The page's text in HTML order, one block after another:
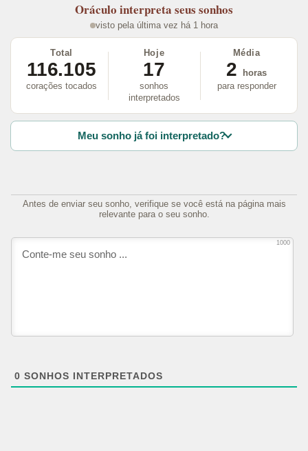
Oráculo interpreta seus sonhos
visto pela última vez há 1 hora
Total
116.105
corações tocados
Hoje
17
sonhos
interpretados
Média
2
horas
para responder
Meu sonho já foi interpretado?
Antes de enviar seu sonho, verifique se você está na página mais
relevante para o seu sonho.
1000
0 SONHOS INTERPRETADOS